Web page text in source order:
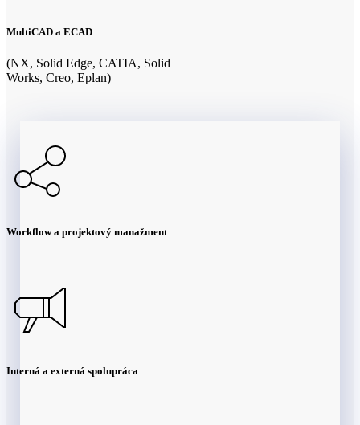
MultiCAD a ECAD
(NX, Solid Edge, CATIA, Solid
Works, Creo, Eplan)
Workflow a projektový manažment
Interná a externá spolupráca